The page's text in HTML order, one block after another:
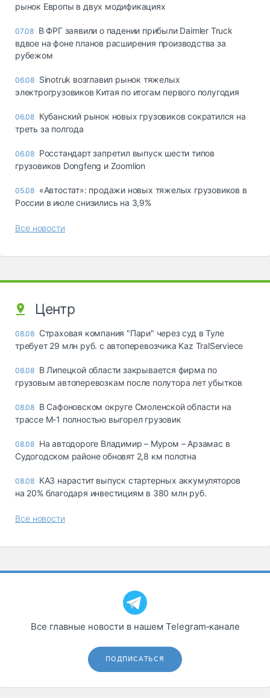
рынок Европы в двух модификациях
07.08 В ФРГ заявили о падении прибыли Daimler Truck
вдвое на фоне планов расширения производства за
рубежом
06.08 Sinotruk возглавил рынок тяжелых
электрогрузовиков Китая по итогам первого полугодия
06.08 Кубанский рынок новых грузовиков сократился на
треть за полгода
06.08 Росстандарт запретил выпуск шести типов
грузовиков Dongfeng и Zoomlion
05.08 «Автостат»: продажи новых тяжелых грузовиков в
России в июле снизились на 3,9%
Все новости
Центр
08.08 Страховая компания "Пари" через суд в Туле
требует 29 млн руб. с автоперевозчика Kaz TralServiece
08.08 В Липецкой области закрывается фирма по
грузовым автоперевозкам после полутора лет убытков
08.08 В Сафоновском округе Смоленской области на
трассе М-1 полностью выгорел грузовик
08.08 На автодороге Владимир – Муром – Арзамас в
Судогодском районе обновят 2,8 км полотна
08.08 КАЗ нарастит выпуск стартерных аккумуляторов
на 20% благодаря инвестициям в 380 млн руб.
Все новости
Все главные новости в нашем Telegram‑канале
ПОДПИСАТЬСЯ